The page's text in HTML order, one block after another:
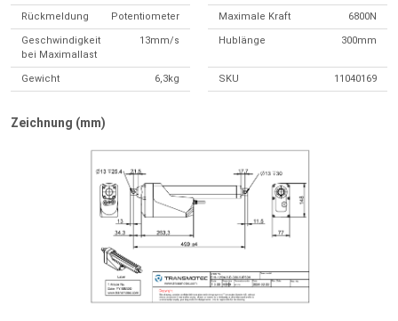
Rückmeldung Potentiometer Maximale Kraft 6800N
Geschwindigkeit
bei Maximallast
13mm/s Hublänge 300mm
Gewicht 6,3kg SKU 11040169
Zeichnung (mm)